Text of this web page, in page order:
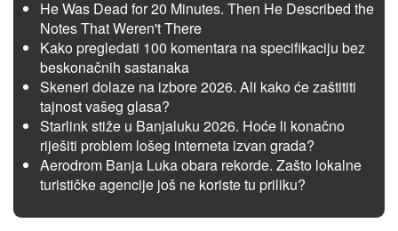
He Was Dead for 20 Minutes. Then He Described the
Notes That Weren't There
Kako pregledati 100 komentara na specifikaciju bez
beskonačnih sastanaka
Skeneri dolaze na izbore 2026. Ali kako će zaštititi
tajnost vašeg glasa?
Starlink stiže u Banjaluku 2026. Hoće li konačno
riješiti problem lošeg interneta izvan grada?
Aerodrom Banja Luka obara rekorde. Zašto lokalne
turističke agencije još ne koriste tu priliku?